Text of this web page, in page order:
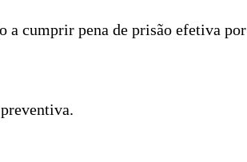
a cumprir pena de prisão efetiva por